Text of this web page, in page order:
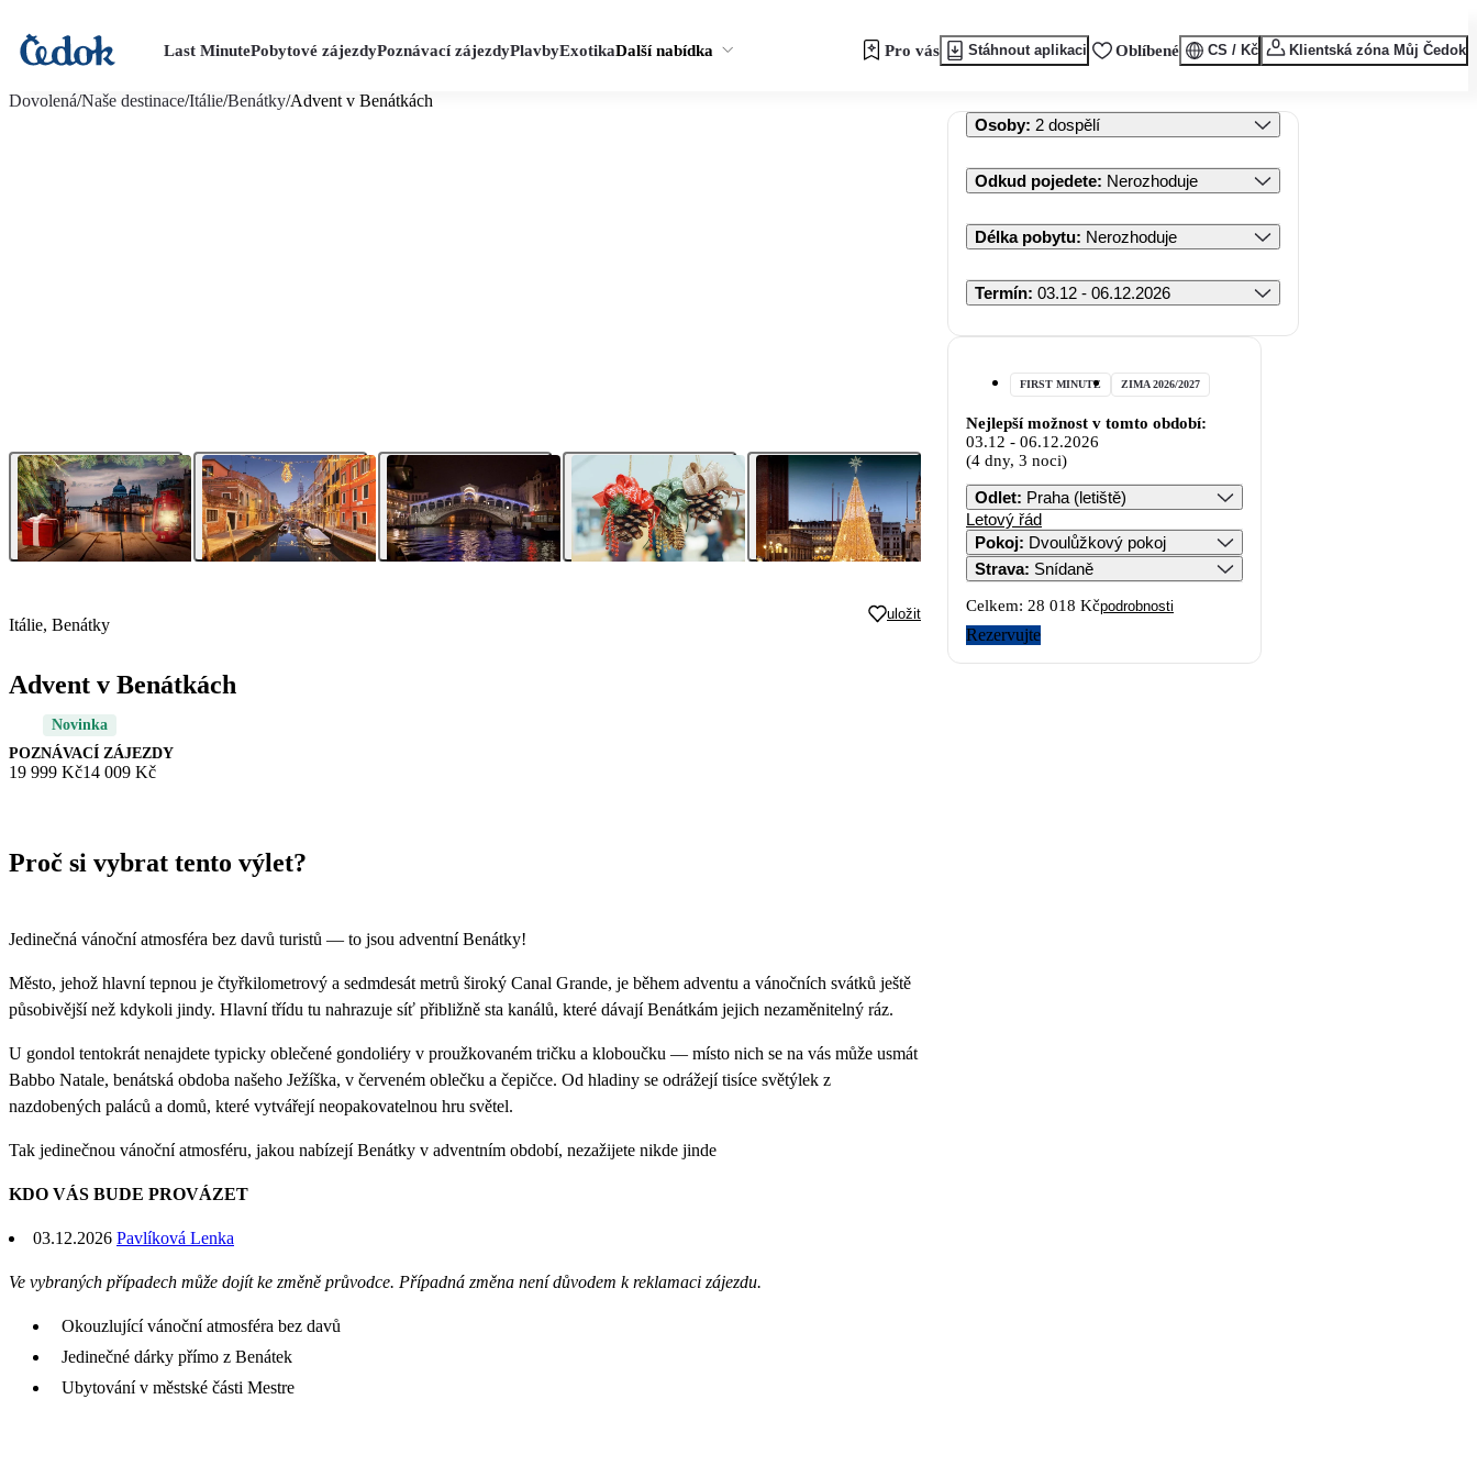
Last MinutePobytové zájezdyPoznávací zájezdyPlavbyExotikaDalší nabídka Pro vás Stáhnout aplikaci Oblíbené CS / Kč Klientská zóna Můj Čedok
Dovolená/Naše destinace/Itálie/Benátky/Advent v Benátkách
Itálie, Benátky
uložit
Advent v Benátkách
Novinka
POZNÁVACÍ ZÁJEZDY
19 999 Kč14 009 Kč
Proč si vybrat tento výlet?
Jedinečná vánoční atmosféra bez davů turistů — to jsou adventní Benátky!
Město, jehož hlavní tepnou je čtyřkilometrový a sedmdesát metrů široký Canal Grande, je během adventu a vánočních svátků ještě
působivější než kdykoli jindy. Hlavní třídu tu nahrazuje síť přibližně sta kanálů, které dávají Benátkám jejich nezaměnitelný ráz.
U gondol tentokrát nenajdete typicky oblečené gondoliéry v proužkovaném tričku a kloboučku — místo nich se na vás může usmát
Babbo Natale, benátská obdoba našeho Ježíška, v červeném oblečku a čepičce. Od hladiny se odrážejí tisíce světýlek z
nazdobených paláců a domů, které vytvářejí neopakovatelnou hru světel.
Tak jedinečnou vánoční atmosféru, jakou nabízejí Benátky v adventním období, nezažijete nikde jinde
KDO VÁS BUDE PROVÁZET
03.12.2026 Pavlíková Lenka
Ve vybraných případech může dojít ke změně průvodce. Případná změna není důvodem k reklamaci zájezdu.
Okouzlující vánoční atmosféra bez davů
Jedinečné dárky přímo z Benátek
Ubytování v městské části Mestre
Osoby: 2 dospělí
Odkud pojedete: Nerozhoduje
Délka pobytu: Nerozhoduje
Termín: 03.12 - 06.12.2026
FIRST MINUTE ZIMA 2026/2027
Nejlepší možnost v tomto období:
03.12 - 06.12.2026
(4 dny, 3 noci)
Odlet: Praha (letiště)
Letový řád
Pokoj: Dvoulůžkový pokoj
Strava: Snídaně
Celkem: 28 018 Kčpodrobnosti
Rezervujte